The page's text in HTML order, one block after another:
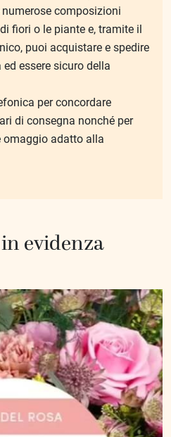
composizioni
fiori o le piante e, tramite il
puoi acquistare e spedire
essere sicuro della
per concordare
di consegna nonché per
adatto alla
evidenza